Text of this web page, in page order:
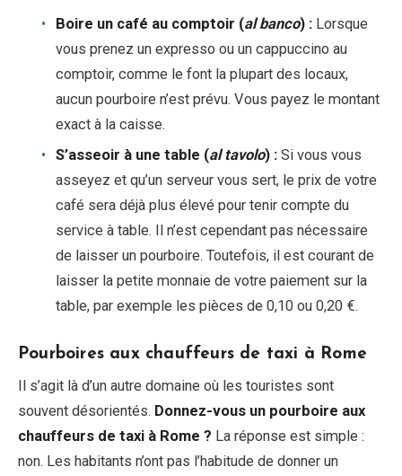
Boire un café au comptoir (al banco) : Lorsque
vous prenez un expresso ou un cappuccino au
comptoir, comme le font la plupart des locaux,
aucun pourboire n’est prévu. Vous payez le montant
exact à la caisse.
S’asseoir à une table (al tavolo) : Si vous vous
asseyez et qu’un serveur vous sert, le prix de votre
café sera déjà plus élevé pour tenir compte du
service à table. Il n’est cependant pas nécessaire
de laisser un pourboire. Toutefois, il est courant de
laisser la petite monnaie de votre paiement sur la
table, par exemple les pièces de 0,10 ou 0,20 €.
Pourboires aux chauffeurs de taxi à Rome
Il s’agit là d’un autre domaine où les touristes sont
souvent désorientés. Donnez-vous un pourboire aux
chauffeurs de taxi à Rome ? La réponse est simple :
non. Les habitants n’ont pas l’habitude de donner un